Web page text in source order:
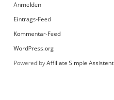
Anmelden
Eintrags-Feed
Kommentar-Feed
WordPress.org
Powered byAffiliate Simple Assistent